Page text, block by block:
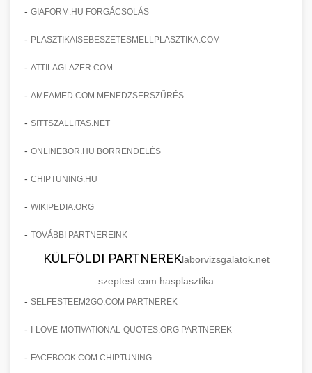
- GIAFORM.HU FORGÁCSOLÁS
- PLASZTIKAISEBESZETESMELLPLASZTIKA.COM
- ATTILAGLAZER.COM
- AMEAMED.COM MENEDZSERSZŰRÉS
- SITTSZALLITAS.NET
- ONLINEBOR.HU BORRENDELÉS
- CHIPTUNING.HU
- WIKIPEDIA.ORG
- TOVÁBBI PARTNEREINK
KÜLFÖLDI PARTNEREKlaborvizsgalatok.net
szeptest.com hasplasztika
- SELFESTEEM2GO.COM PARTNEREK
- I-LOVE-MOTIVATIONAL-QUOTES.ORG PARTNEREK
- FACEBOOK.COM CHIPTUNING